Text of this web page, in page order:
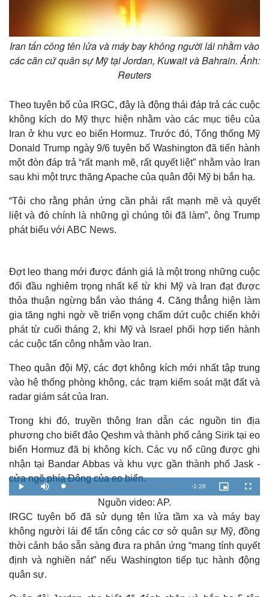
Thế giới
Quan sát
Cuộc sống đó đây
Hồ sơ
Multimedia
Video
Ảnh
Iran tấn công tên lửa và máy bay không người lái nhằm vào
các căn cứ quân sự Mỹ tại Jordan, Kuwait và Bahrain. Ảnh:
Reuters
Theo tuyên bố của IRGC, đây là động thái đáp trả các cuộc
không kích do Mỹ thực hiện nhằm vào các mục tiêu của
Iran ở khu vực eo biển Hormuz. Trước đó, Tổng thống Mỹ
Donald Trump ngày 9/6 tuyên bố Washington đã tiến hành
một đòn đáp trả “rất mạnh mẽ, rất quyết liệt” nhằm vào Iran
sau khi một trực thăng Apache của quân đội Mỹ bị bắn hạ.
“Tôi cho rằng phản ứng cần phải rất mạnh mẽ và quyết
liệt và đó chính là những gì chúng tôi đã làm”, ông Trump
phát biểu với ABC News.
Đợt leo thang mới được đánh giá là một trong những cuộc
đối đầu nghiêm trọng nhất kể từ khi Mỹ và Iran đạt được
thỏa thuận ngừng bắn vào tháng 4. Căng thẳng hiện làm
gia tăng nghi ngờ về triển vọng chấm dứt cuộc chiến khởi
phát từ cuối tháng 2, khi Mỹ và Israel phối hợp tiến hành
các cuộc tấn công nhằm vào Iran.
Theo quân đội Mỹ, các đợt không kích mới nhất tập trung
vào hệ thống phòng không, các trạm kiểm soát mặt đất và
radar giám sát của Iran.
Trong khi đó, truyền thông Iran dẫn các nguồn tin địa
phương cho biết đảo Qeshm và thành phố cảng Sirik tại eo
biển Hormuz đã bị không kích. Các vụ nổ cũng được ghi
nhận tại Bandar Abbas và khu vực gần thành phố Jask -
cửa ngõ phía Đông của eo biển.
P
l
M
u
L
o
d
.
8
1
R
m
-1:28
P
i
-
n
-
i
F
u
c
e
n
Nguồn video: AP.
IRGC tuyên bố đã sử dụng tên lửa tầm xa và máy bay
không người lái để tấn công các cơ sở quân sự Mỹ, đồng
thời cảnh báo sẵn sàng đưa ra phản ứng “mang tính quyết
định và nghiền nát” nếu Washington tiếp tục hành động
quân sự.